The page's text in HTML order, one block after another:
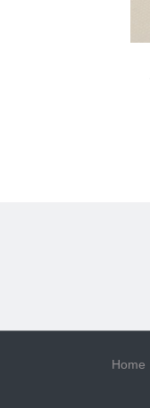
Home